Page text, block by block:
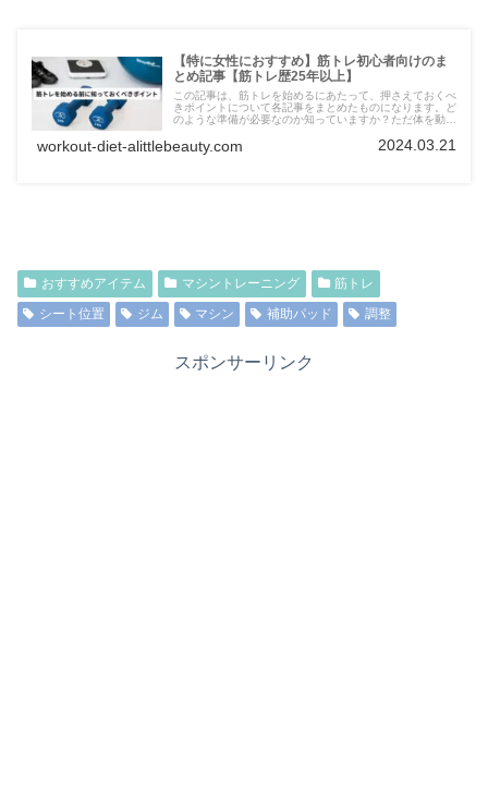
【特に女性におすすめ】筋トレ初心者向けのま
とめ記事【筋トレ歴25年以上】
この記事は、筋トレを始めるにあたって、押さえておくべ
きポイントについて各記事をまとめたものになります。ど
のような準備が必要なのか知っていますか？ただ体を動か
レ歴25年以上の経験あり。
workout-diet-alittlebeauty.com 2024.03.21
おすすめアイテム マシントレーニング
筋トレ
シート位置
ジム マシン 補助パッド 調整
スポンサーリンク